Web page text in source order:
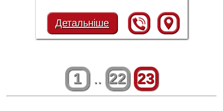
Детальніше
1 .. 22 23